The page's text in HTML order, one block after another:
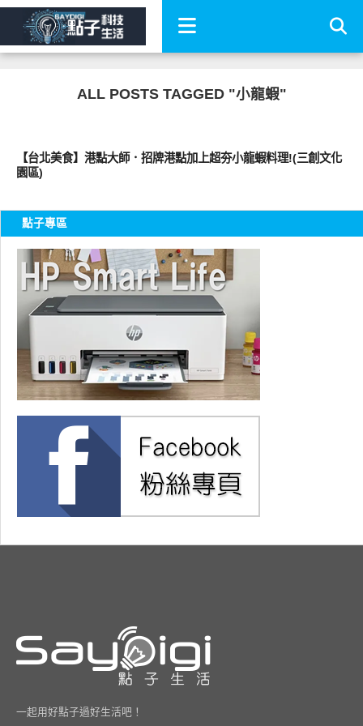
ALL POSTS TAGGED "小龍蝦"
【台北美食】港點大師．招牌港點加上超夯小龍蝦料理!(三創文化
園區)
點子專區
一起用好點子過好生活吧！